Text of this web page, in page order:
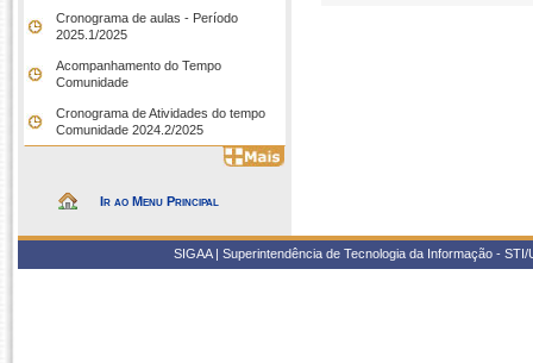
Cronograma de aulas - Período
2025.1/2025
Acompanhamento do Tempo
Comunidade
Cronograma de Atividades do tempo
Comunidade 2024.2/2025
Ir ao Menu Principal
SIGAA | Superintendência de Tecnologia da Informação -